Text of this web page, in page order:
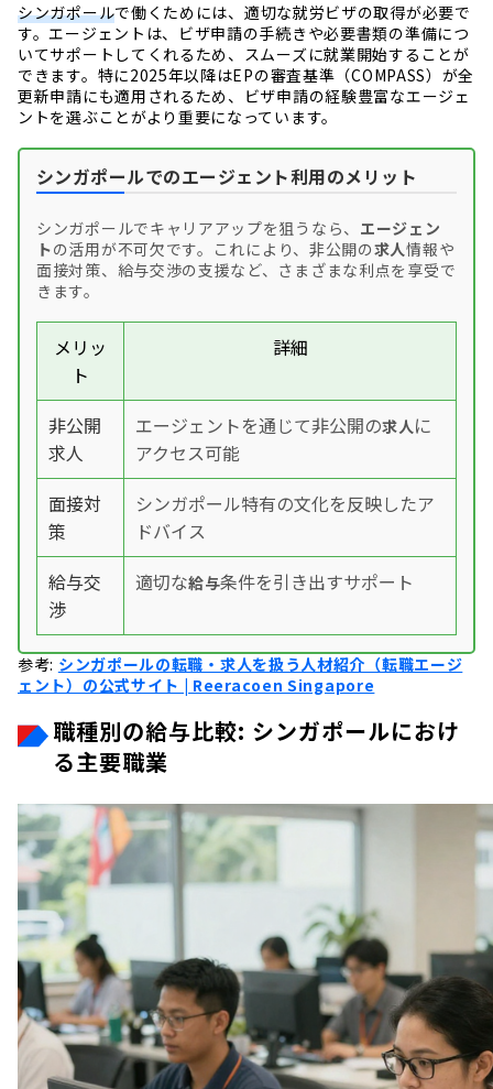
シンガポールで働くためには、適切な就労ビザの取得が必要で
す。エージェントは、ビザ申請の手続きや必要書類の準備につ
いてサポートしてくれるため、スムーズに就業開始することが
できます。特に2025年以降はEPの審査基準（COMPASS）が全
更新申請にも適用されるため、ビザ申請の経験豊富なエージェ
ントを選ぶことがより重要になっています。
シンガポールでのエージェント利用のメリット
シンガポールでキャリアアップを狙うなら、 エージェン
トの活用が不可欠です。これにより、非公開の求人情報や
面接対策、給与交渉の支援など、さまざまな利点を享受で
きます。
メリッ
ト
詳細
非公開
求人
エージェントを通じて非公開の求人に
アクセス可能
面接対
策
シンガポール特有の文化を反映したア
ドバイス
給与交
渉
適切な給与条件を引き出すサポート
参考: シンガポールの転職・求人を扱う人材紹介（転職エージ
ェント）の公式サイト | Reeracoen Singapore
職種別の給与比較: シンガポールにおけ
る主要職業